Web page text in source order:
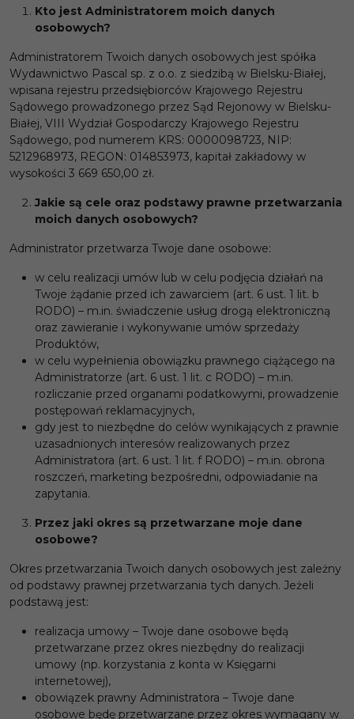
Kto jest Administratorem moich danych
osobowych?
Administratorem Twoich danych osobowych jest spółka
Wydawnictwo Pascal sp. z o.o. z siedzibą w Bielsku-Białej,
wpisana rejestru przedsiębiorców Krajowego Rejestru
Sądowego prowadzonego przez Sąd Rejonowy w Bielsku-
Białej, VIII Wydział Gospodarczy Krajowego Rejestru
Sądowego, pod numerem KRS: 0000098723, NIP:
5212968973, REGON: 014853973, kapitał zakładowy w
wysokości 3 669 650,00 zł.
Jakie są cele oraz podstawy prawne przetwarzania
moich danych osobowych?
Administrator przetwarza Twoje dane osobowe:
w celu realizacji umów lub w celu podjęcia działań na
Twoje żądanie przed ich zawarciem (art. 6 ust. 1 lit. b
RODO) – m.in. świadczenie usług drogą elektroniczną
oraz zawieranie i wykonywanie umów sprzedaży
Produktów,
w celu wypełnienia obowiązku prawnego ciążącego na
Administratorze (art. 6 ust. 1 lit. c RODO) – m.in.
rozliczanie przed organami podatkowymi, prowadzenie
postępowań reklamacyjnych,
gdy jest to niezbędne do celów wynikających z prawnie
uzasadnionych interesów realizowanych przez
Administratora (art. 6 ust. 1 lit. f RODO) – m.in. obrona
roszczeń, marketing bezpośredni, odpowiadanie na
zapytania.
Przez jaki okres są przetwarzane moje dane
osobowe?
Okres przetwarzania Twoich danych osobowych jest zależny
od podstawy prawnej przetwarzania tych danych. Jeżeli
podstawą jest:
realizacja umowy – Twoje dane osobowe będą
przetwarzane przez okres niezbędny do realizacji
umowy (np. korzystania z konta w Księgarni
internetowej),
obowiązek prawny Administratora – Twoje dane
osobowe będę przetwarzane przez okres wymagany w